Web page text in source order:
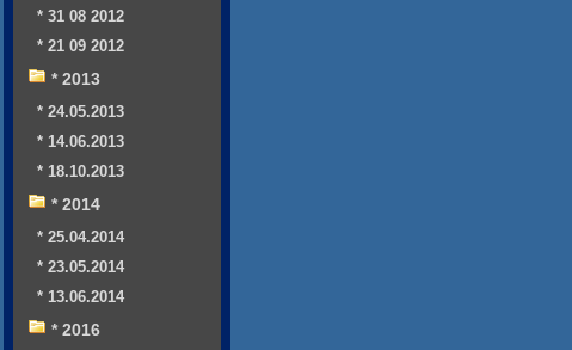
* 31 08 2012
* 21 09 2012
* 2013
* 24.05.2013
* 14.06.2013
* 18.10.2013
* 2014
* 25.04.2014
* 23.05.2014
* 13.06.2014
* 2016